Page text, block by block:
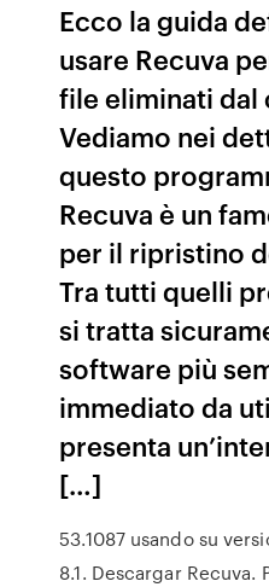
Ecco la guida
usare Recuva
file eliminati dal
Vediamo nei
questo
Recuva è un
per il ripristino
Tra tutti quelli
si tratta
software più
immediato da
presenta
[…]
53.1087 usando su
8.1. Descargar Recuva.